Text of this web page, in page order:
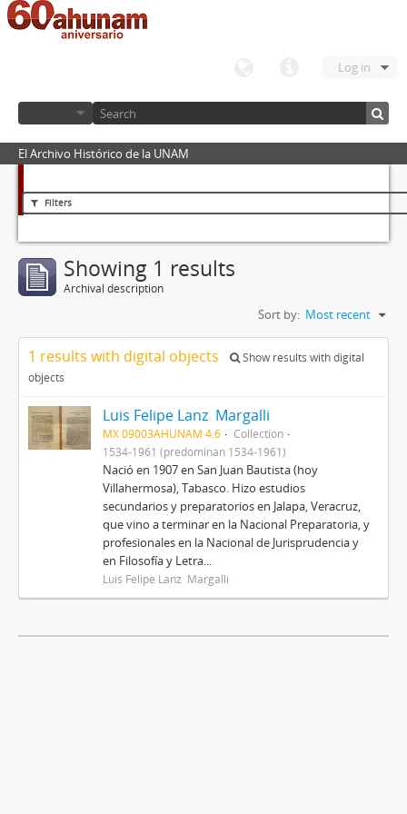
Log in
El Archivo Histórico de la UNAM
Filters
Showing 1 results
Archival description
Sort by: Most recent
1 results with digital objects
Show results with digital
objects
Luis Felipe Lanz Margalli
MX 09003AHUNAM 4.6
Collection
1534-1961 (predominan 1534-1961)
Nació en 1907 en San Juan Bautista (hoy
Villahermosa), Tabasco. Hizo estudios
secundarios y preparatorios en Jalapa, Veracruz,
que vino a terminar en la Nacional Preparatoria, y
profesionales en la Nacional de Jurisprudencia y
en Filosofía y Letra...
Luis Felipe Lanz Margalli